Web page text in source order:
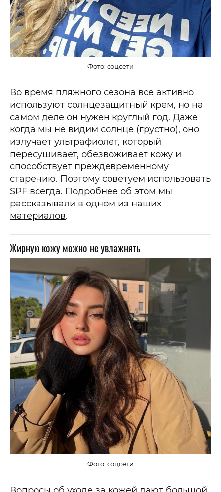
Фото: соцсети
Во время пляжного сезона все активно
используют солнцезащитный крем, но на
самом деле он нужен круглый год. Даже
когда мы не видим солнце (грустно), оно
излучает ультрафиолет, который
пересушивает, обезвоживает кожу и
способствует преждевременному
старению. Поэтому советуем использовать
SPF всегда. Подробнее об этом мы
рассказывали в одном из наших
материалов.
Жирную кожу можно не увлажнять
Фото: соцсети